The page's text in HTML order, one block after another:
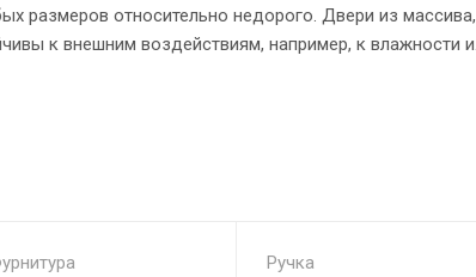
размеров относительно недорого. Двери из массива,
к внешним воздействиям, например, к влажности и
отличные шумоизоляционные свойства.
Ручка